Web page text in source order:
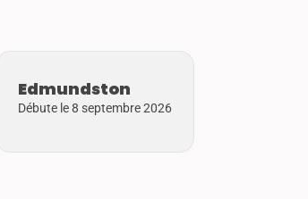
Edmundston
Débute le 8 septembre 2026